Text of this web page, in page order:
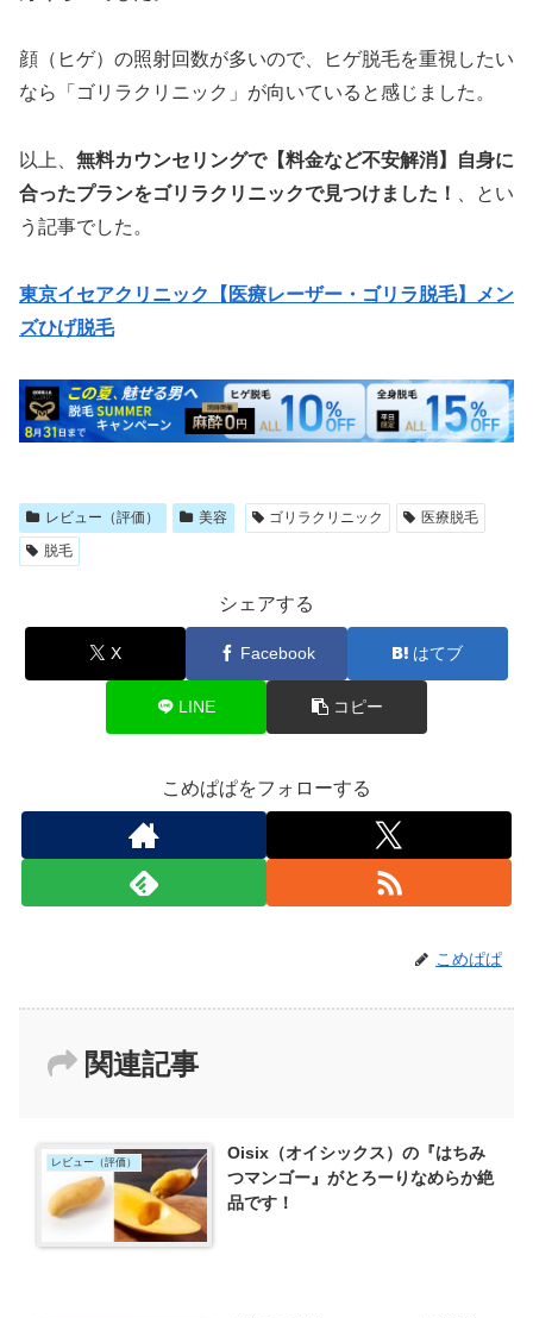
顔（ヒゲ）の照射回数が多いので、ヒゲ脱毛を重視したい
なら「ゴリラクリニック」が向いていると感じました。
以上、 無料カウンセリングで【料金など不安解消】自身に
合ったプランをゴリラクリニックで見つけました！
、とい
う記事でした。
東京イセアクリニック【医療レーザー・ゴリラ脱毛】メン
ズひげ脱毛
レビュー（評価） 美容 ゴリラクリニック
医療脱毛
脱毛
シェアする
X Facebook はてブ
LINE コピー
こめぱぱをフォローする
こめぱぱ
関連記事
レビュー（評価）
Oisix（オイシックス）の『はちみ
つマンゴー』がとろーりなめらか絶
品です！